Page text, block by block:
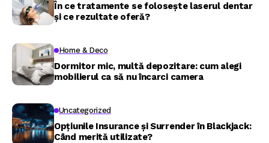
În ce tratamente se folosește laserul dentar
și ce rezultate oferă?
Home & Deco
Dormitor mic, multă depozitare: cum alegi
mobilierul ca să nu încarci camera
Uncategorized
Opțiunile Insurance și Surrender în Blackjack:
Când merită utilizate?